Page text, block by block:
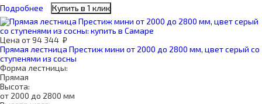
Подробнее
Купить в 1 клик
Цена от94 344 ₽
Прямая лестница Престиж мини от 2000 до 2800 мм, цвет серый со
ступенями из сосны
Форма лестницы:
Прямая
Высота:
от 2000 до 2800 мм